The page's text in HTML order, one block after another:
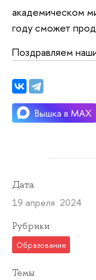
академическом
году сможет
Поздравляем
Дата
19 апреля 2024
Рубрики
Образование
Темы